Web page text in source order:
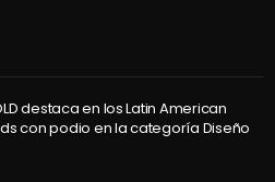
destaca en los Latin American
con podio en la categoría Diseño